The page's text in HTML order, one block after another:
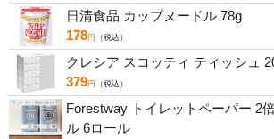
日清食品 カップヌードル 78g
178円 （税込）
クレシア スコッティ ティッシュ
379円 （税込）
Forestway トイレットペーパー 2
ル 6ロール